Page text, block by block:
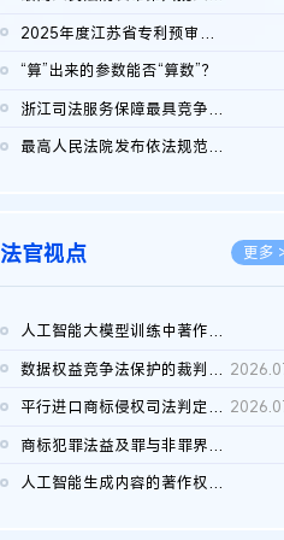
2025年度江苏省专利预审典型案例
“算”出来的参数能否“算数”？
浙江司法服务保障最具竞争力营商环境建设典型案例（第二批）含侵...
最高人民法院发布依法规范平台经营、保护消费者合法权益典型案例...
法官视点 更多
人工智能大模型训练中著作权的合理使用
数据权益竞争法保护的裁判路径构建
平行进口商标侵权司法判定规则的困境与纾解
商标犯罪法益及罪与非罪界限研究
人工智能生成内容的著作权司法认定：演进逻辑、现实困境与规则建...